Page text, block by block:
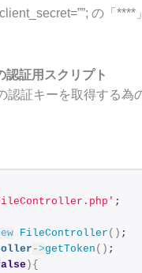
($out);
->setToken( $result
"リクエストが
の「
証用スクリプト
認証キーを取得する為
;
FileController () ;
->getToken () ;
){